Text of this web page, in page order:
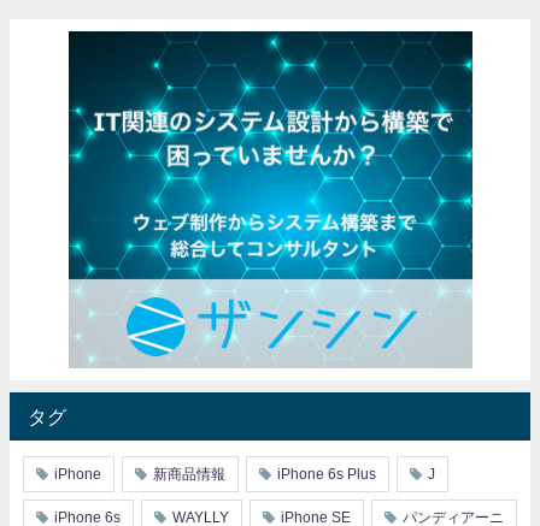
タグ
iPhone 新商品情報 iPhone 6s Plus J
iPhone 6s WAYLLY iPhone SE パンディアーニ